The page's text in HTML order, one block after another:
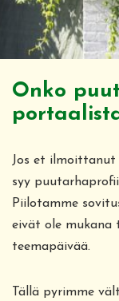
Onko
Jos et ilmoittanut
syy
Piilotamme
eivät ole mukana
teemapäivää.
Tällä pyrimme